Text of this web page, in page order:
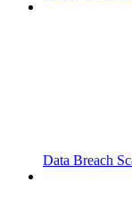
Data Breach